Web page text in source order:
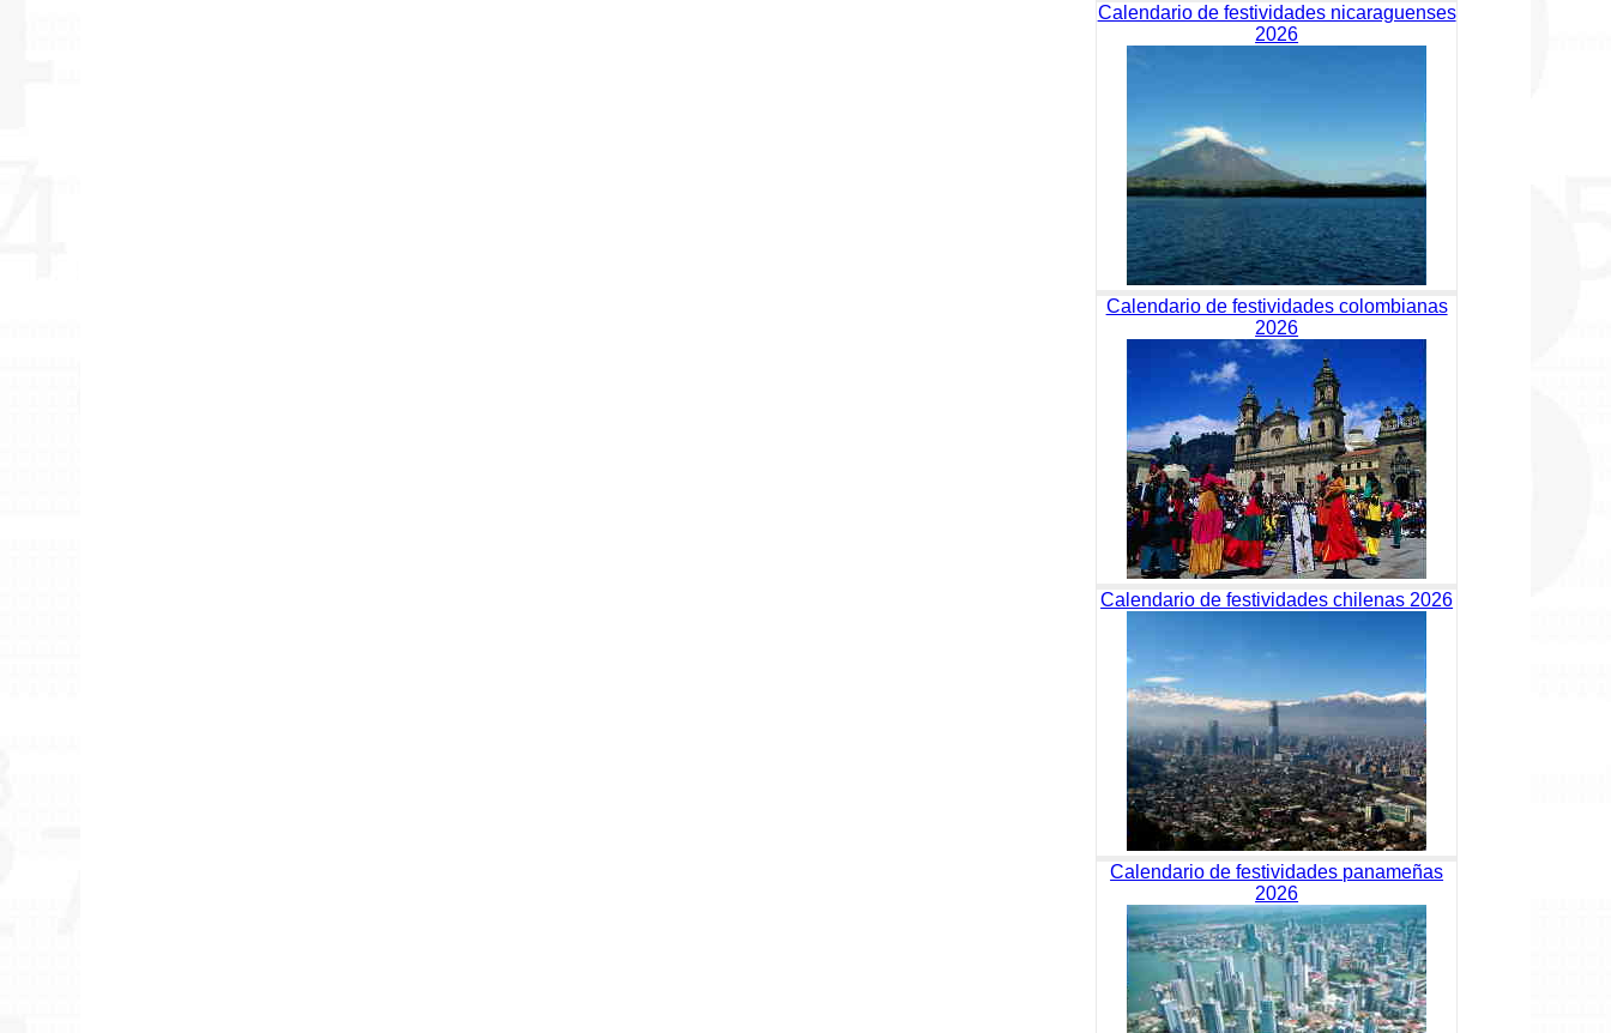
Calendario de festividades nicaraguenses
2026
Calendario de festividades colombianas
2026
Calendario de festividades chilenas 2026
Calendario de festividades panameñas
2026